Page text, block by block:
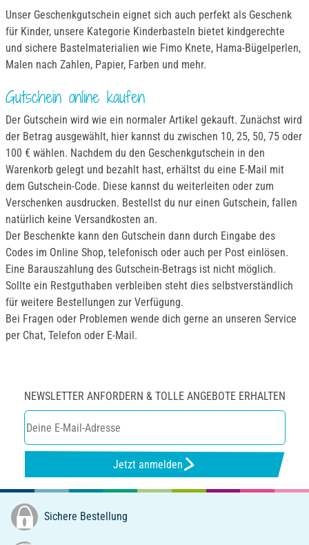
Unser Geschenkgutschein eignet sich auch perfekt als Geschenk
für Kinder, unsere Kategorie Kinderbasteln bietet kindgerechte
und sichere Bastelmaterialien wie Fimo Knete, Hama-Bügelperlen,
Malen nach Zahlen, Papier, Farben und mehr.
Gutschein online kaufen
Der Gutschein wird wie ein normaler Artikel gekauft. Zunächst wird
der Betrag ausgewählt, hier kannst du zwischen 10, 25, 50, 75 oder
100 € wählen. Nachdem du den Geschenkgutschein in den
Warenkorb gelegt und bezahlt hast, erhältst du eine E-Mail mit
dem Gutschein-Code. Diese kannst du weiterleiten oder zum
Verschenken ausdrucken. Bestellst du nur einen Gutschein, fallen
natürlich keine Versandkosten an.
Der Beschenkte kann den Gutschein dann durch Eingabe des
Codes im Online Shop, telefonisch oder auch per Post einlösen.
Eine Barauszahlung des Gutschein-Betrags ist nicht möglich.
Sollte ein Restguthaben verbleiben steht dies selbstverständlich
für weitere Bestellungen zur Verfügung.
Bei Fragen oder Problemen wende dich gerne an unseren Service
per Chat, Telefon oder E-Mail.
NEWSLETTER ANFORDERN & TOLLE ANGEBOTE ERHALTEN
Jetzt anmelden
Sichere Bestellung